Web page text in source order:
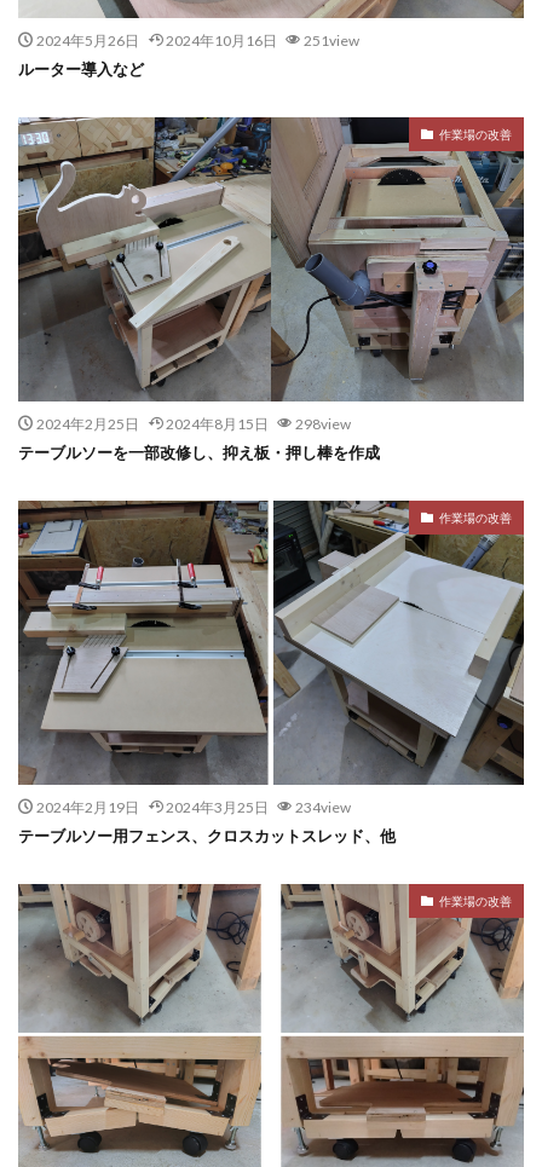
2024年5月26日 2024年10月16日 251view
ルーター導入など
作業場の改善
2024年2月25日 2024年8月15日 298view
テーブルソーを一部改修し、抑え板・押し棒を作成
作業場の改善
2024年2月19日 2024年3月25日 234view
テーブルソー用フェンス、クロスカットスレッド、他
作業場の改善